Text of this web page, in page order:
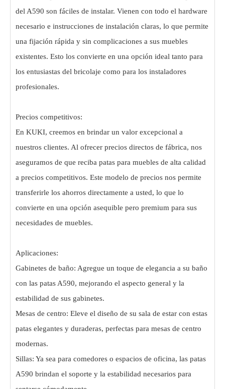
del A590 son fáciles de instalar. Vienen con todo el hardware
necesario e instrucciones de instalación claras, lo que permite
una fijación rápida y sin complicaciones a sus muebles
existentes. Esto los convierte en una opción ideal tanto para
los entusiastas del bricolaje como para los instaladores
profesionales.
Precios competitivos:
En KUKI, creemos en brindar un valor excepcional a
nuestros clientes. Al ofrecer precios directos de fábrica, nos
aseguramos de que reciba patas para muebles de alta calidad
a precios competitivos. Este modelo de precios nos permite
transferirle los ahorros directamente a usted, lo que lo
convierte en una opción asequible pero premium para sus
necesidades de muebles.
Aplicaciones:
Gabinetes de baño: Agregue un toque de elegancia a su baño
con las patas A590, mejorando el aspecto general y la
estabilidad de sus gabinetes.
Mesas de centro: Eleve el diseño de su sala de estar con estas
patas elegantes y duraderas, perfectas para mesas de centro
modernas.
Sillas: Ya sea para comedores o espacios de oficina, las patas
A590 brindan el soporte y la estabilidad necesarios para